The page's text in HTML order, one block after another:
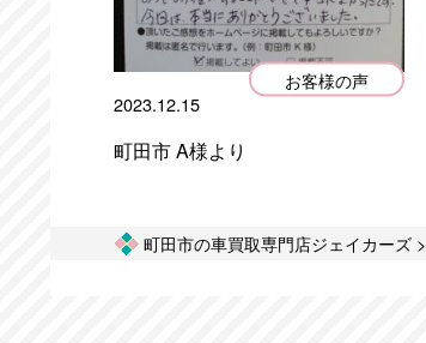
お客様の声
2023.12.15
町田市 A様より
町田市の車買取専門店ジェイカーズ>